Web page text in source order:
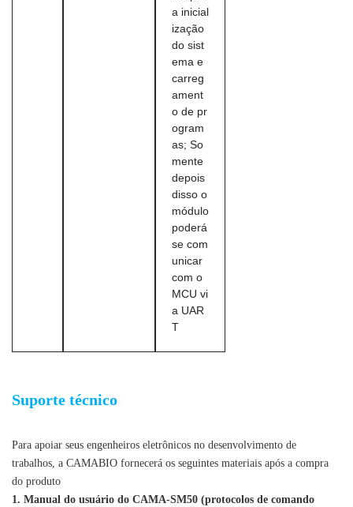
a inicial
ização
do sist
ema e
carreg
ament
o de pr
ogram
as; So
mente
depois
disso o
módulo
poderá
se com
unicar
com o
MCU vi
a UAR
T
Suporte técnico
Para apoiar seus engenheiros eletrônicos no desenvolvimento de
trabalhos, a CAMABIO fornecerá os seguintes materiais após a compra
do produto
1. Manual do usuário do CAMA-SM50 (protocolos de comando